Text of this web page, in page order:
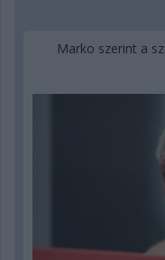
Marko szerint a